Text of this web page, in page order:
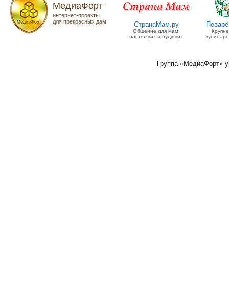
МедиаФорт
интернет-проекты
для прекрасных дам
СтранаМам.ру
Общение для мам,
настоящих и будущих
Группа «МедиаФорт»